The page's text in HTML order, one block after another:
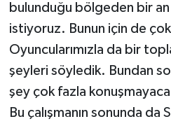
bulunduğu bölgeden bir an
istiyoruz. Bunun için de
Oyuncularımızla da bir
şeyleri söyledik. Bundan
şey çok fazla
Bu çalışmanın sonunda